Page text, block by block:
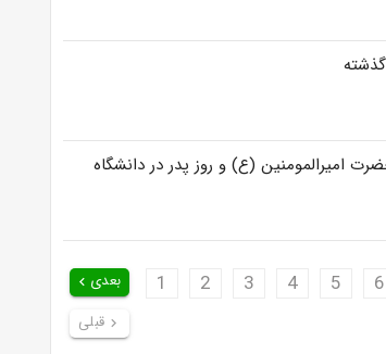
امیرالمومنین (ع) و روز پدر در دانشگاه
بعدی keyboard_arrow_left 1 2 3 4 5 6
keyboard_arrow_right قبلی